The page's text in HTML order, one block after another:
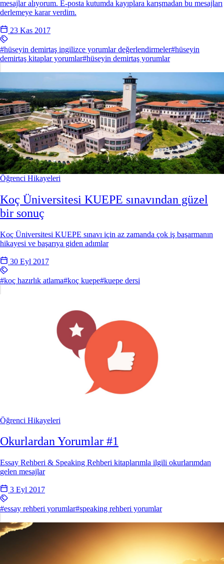
mesajlar alıyorum. E-posta kutumda kayıplara karışmadan bu mesajları
derlemeye karar verdim.
23 Kas 2017
#hüseyin demirtaş ingilizce yorumlar değerlendirmeler#hüseyin
demirtaş kitaplar yorumlar#hüseyin demirtaş yorumlar
Öğrenci Hikayeleri
Koç Üniversitesi KUEPE sınavından güzel
bir sonuç
Koç Üniversitesi KUEPE sınavı için az zamanda çok iş başarmanın
hikayesi ve başarıya giden adımlar
30 Eyl 2017
#koç hazırlık atlama#koç kuepe#kuepe dersi
Öğrenci Hikayeleri
Okurlardan Yorumlar #1
Essay Rehberi & Speaking Rehberi kitaplarımla ilgili okurlarımdan
gelen mesajlar
3 Eyl 2017
#essay rehberi yorumlar#speaking rehberi yorumlar